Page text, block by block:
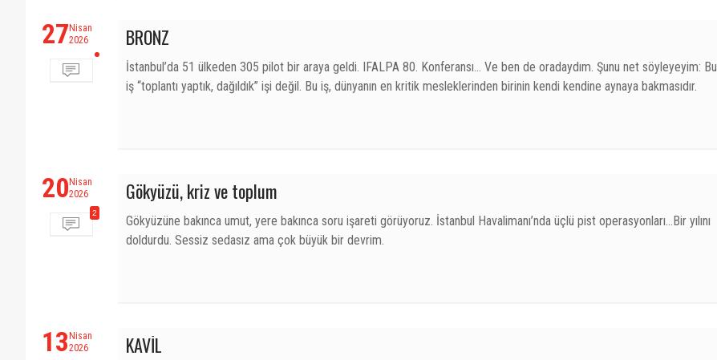
27 Nisan
2026
BRONZ
İstanbul’da 51 ülkeden 305 pilot bir araya geldi. IFALPA 80. Konferansı… Ve ben de oradaydım. Şunu net söyleyeyim: Bu
iş “toplantı yaptık, dağıldık” işi değil. Bu iş, dünyanın en kritik mesleklerinden birinin kendi kendine aynaya bakmasıdır.
20 Nisan
2026
2
Gökyüzü, kriz ve toplum
Gökyüzüne bakınca umut, yere bakınca soru işareti görüyoruz. İstanbul Havalimanı’nda üçlü pist operasyonları…Bir yılını
doldurdu. Sessiz sedasız ama çok büyük bir devrim.
13 Nisan
2026
KAVİL